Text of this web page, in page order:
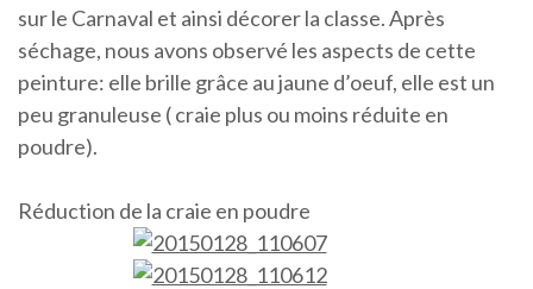
sur le Carnaval et ainsi décorer la classe. Après
séchage, nous avons observé les aspects de cette
peinture: elle brille grâce au jaune d’oeuf, elle est un
peu granuleuse ( craie plus ou moins réduite en
poudre).
Réduction de la craie en poudre